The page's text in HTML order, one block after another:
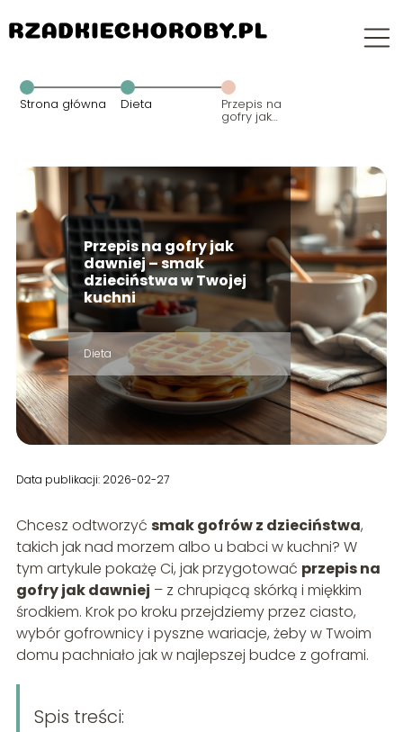
Strona główna Dieta Przepis na
gofry jak
Twojej kuchni
Przepis na gofry jak
dawniej – smak
dzieciństwa w Twojej
kuchni
Dieta
Data publikacji: 2026-02-27
Chcesz odtworzyć smak gofrów z dzieciństwa,
takich jak nad morzem albo u babci w kuchni? W
tym artykule pokażę Ci, jak przygotować przepis na
gofry jak dawniej – z chrupiącą skórką i miękkim
środkiem. Krok po kroku przejdziemy przez ciasto,
wybór gofrownicy i pyszne wariacje, żeby w Twoim
domu pachniało jak w najlepszej budce z goframi.
Spis treści: